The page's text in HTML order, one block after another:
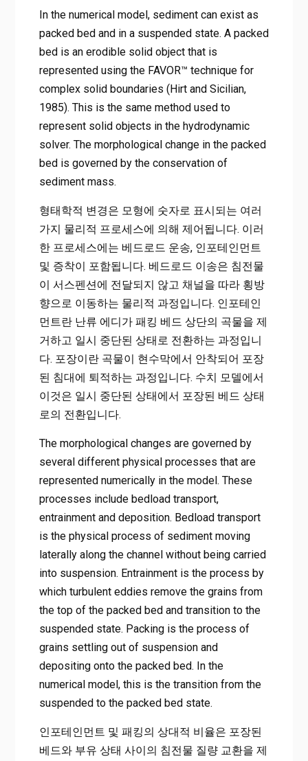
In the numerical model, sediment can exist as
packed bed and in a suspended state. A packed
bed is an erodible solid object that is
represented using the FAVOR™ technique for
complex solid boundaries (Hirt and Sicilian,
1985). This is the same method used to
represent solid objects in the hydrodynamic
solver. The morphological change in the packed
bed is governed by the conservation of
sediment mass.
형태학적 변경은 모형에 숫자로 표시되는 여러
가지 물리적 프로세스에 의해 제어됩니다. 이러
한 프로세스에는 베드로드 운송, 인포테인먼트
및 증착이 포함됩니다. 베드로드 이송은 침전물
이 서스펜션에 전달되지 않고 채널을 따라 횡방
향으로 이동하는 물리적 과정입니다. 인포테인
먼트란 난류 에디가 패킹 베드 상단의 곡물을 제
거하고 일시 중단된 상태로 전환하는 과정입니
다. 포장이란 곡물이 현수막에서 안착되어 포장
된 침대에 퇴적하는 과정입니다. 수치 모델에서
이것은 일시 중단된 상태에서 포장된 베드 상태
로의 전환입니다.
The morphological changes are governed by
several different physical processes that are
represented numerically in the model. These
processes include bedload transport,
entrainment and deposition. Bedload transport
is the physical process of sediment moving
laterally along the channel without being carried
into suspension. Entrainment is the process by
which turbulent eddies remove the grains from
the top of the packed bed and transition to the
suspended state. Packing is the process of
grains settling out of suspension and
depositing onto the packed bed. In the
numerical model, this is the transition from the
suspended to the packed bed state.
인포테인먼트 및 패킹의 상대적 비율은 포장된
베드와 부유 상태 사이의 침전물 질량 교환을 제